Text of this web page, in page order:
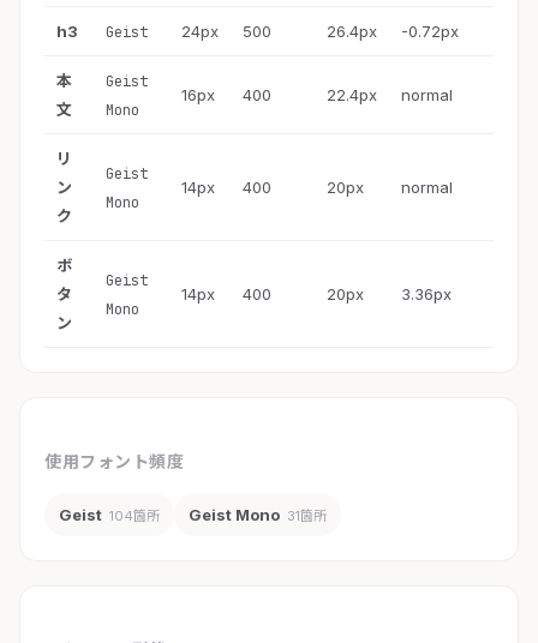
h3 Geist 24px 500 26.4px -0.72px
本
文
Geist
Mono
16px 400 22.4px normal
リ
ン
ク
Geist
Mono
14px 400 20px normal
ボ
タ
ン
Geist
Mono
14px 400 20px 3.36px
使用フォント頻度
Geist 104箇所 Geist Mono 31箇所